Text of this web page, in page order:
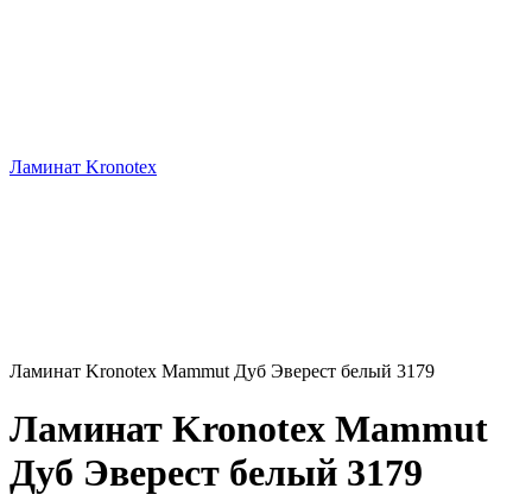
Ламинат Kronotex
Ламинат Kronotex Mammut Дуб Эверест белый 3179
Ламинат Kronotex Mammut
Дуб Эверест белый 3179